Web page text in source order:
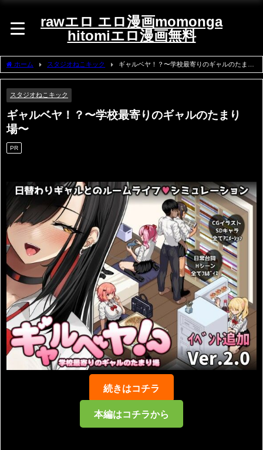
rawエロ エロ漫画momonga
hitomiエロ漫画無料
ホーム スタジオねこキック
ギャルベヤ！？〜学校最寄りのギャルのたまり
場〜
スタジオねこキック
ギャルベヤ！？〜学校最寄りのギャルのたまり
場〜
PR
続きはコチラ
本編はコチラから